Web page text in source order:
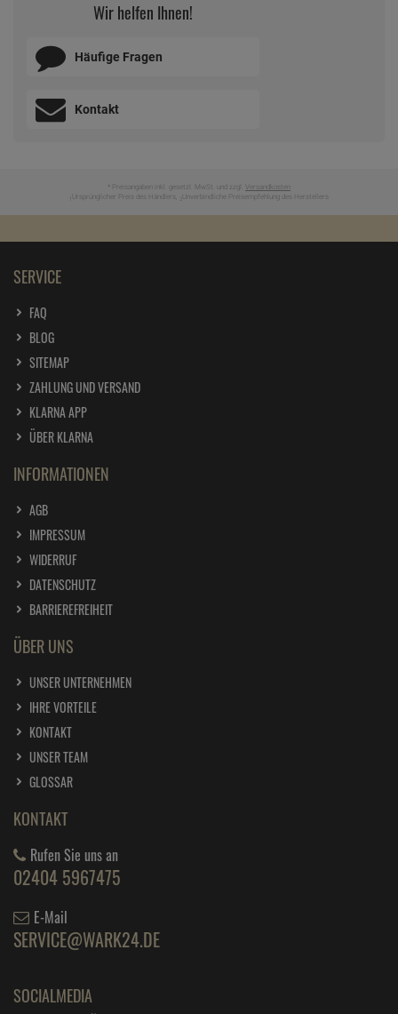
Wir helfen Ihnen!
Häufige Fragen
Kontakt
* Preisangaben inkl. gesetzl. MwSt. und zzgl. Versandkosten
Ursprünglicher Preis des Händlers, Unverbindliche Preisempfehlung des Herstellers
SERVICE
FAQ
BLOG
SITEMAP
ZAHLUNG UND VERSAND
KLARNA APP
ÜBER KLARNA
INFORMATIONEN
AGB
IMPRESSUM
WIDERRUF
DATENSCHUTZ
BARRIEREFREIHEIT
ÜBER UNS
UNSER UNTERNEHMEN
IHRE VORTEILE
KONTAKT
UNSER TEAM
GLOSSAR
KONTAKT
Rufen Sie uns an
02404 5967475
E-Mail
SERVICE@WARK24.DE
SOCIALMEDIA